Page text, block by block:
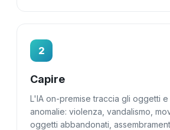
2
Capire
L'IA on-premise traccia gli oggetti e
anomalie: violenza, vandalismo,
oggetti abbandonati,